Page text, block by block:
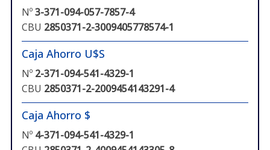
Nº3-371-094-057-7857-4
CBU 2850371-2-3009405778574-1
Caja Ahorro U$S
Nº 2-371-094-541-4329-1
CBU 2850371-2-2009454143291-4
Caja Ahorro $
Nº 4-371-094-541-4329-1